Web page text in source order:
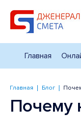
Главная
Главная Блог
Почему